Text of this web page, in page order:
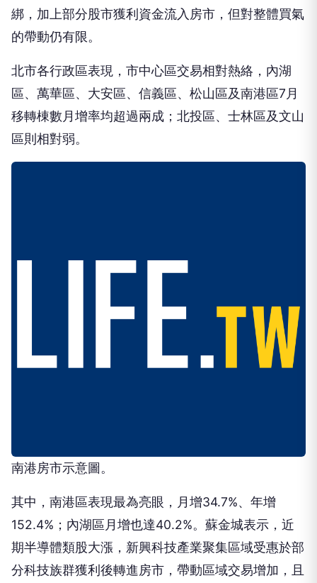
綁，加上部分股市獲利資金流入房市，但對整體買氣
的帶動仍有限。
北市各行政區表現，市中心區交易相對熱絡，內湖
區、萬華區、大安區、信義區、松山區及南港區7月
移轉棟數月增率均超過兩成；北投區、士林區及文山
區則相對弱。
南港房市示意圖。
其中，南港區表現最為亮眼，月增34.7%、年增
152.4%；內湖區月增也達40.2%。蘇金城表示，近
期半導體類股大漲，新興科技產業聚集區域受惠於部
分科技族群獲利後轉進房市，帶動區域交易增加，且